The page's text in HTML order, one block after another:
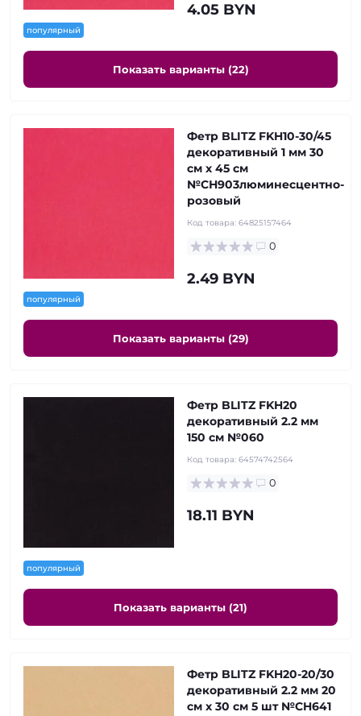
популярный
4.05 BYN
Показать варианты (22)
популярный
Фетр BLITZ FKH10-30/45
декоративный 1 мм 30
см х 45 см
№СН903люминесцентно-
розовый
Код товара: 64825157464
0
2.49 BYN
Показать варианты (29)
популярный
Фетр BLITZ FKH20
декоративный 2.2 мм
150 см №060
Код товара: 64574742564
0
18.11 BYN
Показать варианты (21)
Фетр BLITZ FKH20-20/30
декоративный 2.2 мм 20
см х 30 см 5 шт №CH641